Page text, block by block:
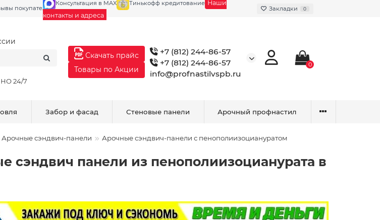
покупателей Галерея
Консультация в MAX Тинькофф кредитование Наши
контакты и адреса
Закладки 0
24/7
Скачать прайс
Товары по Акции
+7 (812) 244-86-57
+7 (812) 244-86-57
info@profnastilvspb.ru
0
Забор и фасад Стеновые панели Арочный профнастил
Арочные сэндвич-панели Арочные сэндвич-панели с пенополиизоциануратом
сэндвич панели из пенополиизоцианурата в